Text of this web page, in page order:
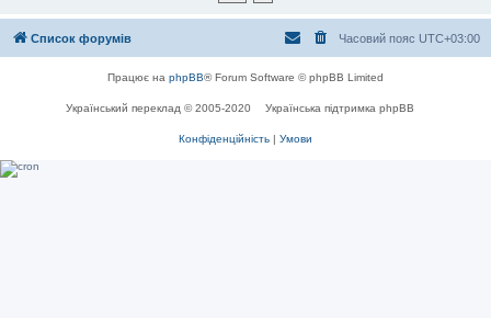
Список форумів Часовий пояс UTC+03:00
Працює на phpBB® Forum Software © phpBB Limited
Український переклад © 2005-2020 Українська підтримка phpBB
Конфіденційність | Умови